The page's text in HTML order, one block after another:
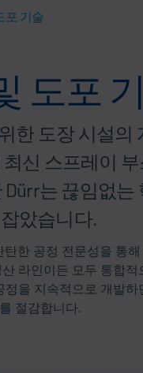
포 기술
도포
한 도장 시설
신 스프레이
는 끊임없
았습니다.
한 공정 전문성을 통
라인이든 모두 통합적
을 지속적으로 개발하
절감합니다.